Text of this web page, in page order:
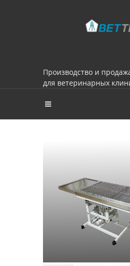
Производство и
для ветеринарных